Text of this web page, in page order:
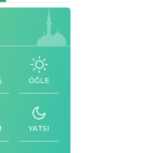
ÖĞLE
YATSI